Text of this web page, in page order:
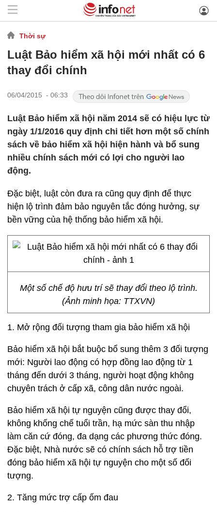
Thời sự
Luật Bảo hiểm xã hội mới nhất có 6
thay đổi chính
06/04/2015 - 06:33
Luật Bảo hiểm xã hội năm 2014 sẽ có hiệu lực từ
ngày 1/1/2016 quy định chi tiết hơn một số chính
sách về bảo hiểm xã hội hiện hành và bổ sung
nhiều chính sách mới có lợi cho người lao
động.
Đặc biệt, luật còn đưa ra cũng quy định để thực
hiện lộ trình đảm bảo nguyên tắc đóng hưởng, sự
bền vững của hệ thống bảo hiểm xã hội.
Một số chế độ hưu trí sẽ thay đổi theo lộ trình.
(Ảnh minh họa: TTXVN)
1. Mở rộng đối tượng tham gia bảo hiểm xã hội
Bảo hiểm xã hội bắt buộc bổ sung thêm 3 đối tượng
mới: Người lao động có hợp đồng lao động từ 1
tháng đến dưới 3 tháng, người hoạt động không
chuyên trách ở cấp xã, công dân nước ngoài.
Bảo hiểm xã hội tự nguyện cũng được thay đổi,
không khống chế tuổi trần, hạ mức sàn thu nhập
làm căn cứ đóng, đa dạng các phương thức đóng.
Đặc biệt, Nhà nước sẽ có chính sách hỗ trợ tiền
đóng bảo hiểm xã hội tự nguyện cho một số đối
tượng.
2. Tăng mức trợ cấp ốm đau